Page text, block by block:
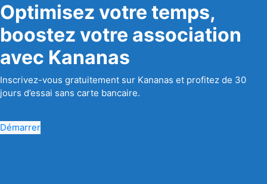
Optimisez votre temps,
boostez votre association
avec Kananas
Inscrivez-vous gratuitement sur Kananas et profitez de 30
jours d’essai sans carte bancaire.
Démarrer